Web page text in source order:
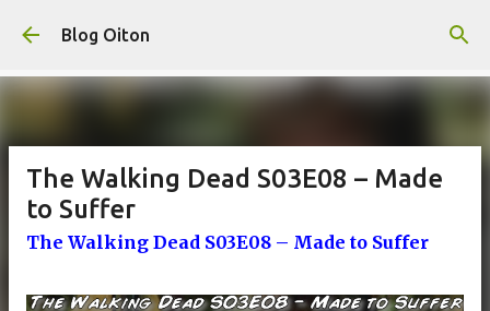
Pular para o conteúdo principal
Blog Oiton
The Walking Dead S03E08 – Made
to Suffer
The Walking Dead S03E08 – Made to Suffer